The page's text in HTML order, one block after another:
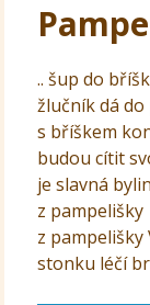
.. šup do
žlučník dá
s bříškem
budou cítit
je slavná
z
z pampelišky
stonku léčí